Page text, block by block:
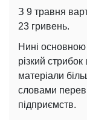
З 9 травня
23 гривень.
Нині
різкий
матеріали
словами
підприємств.